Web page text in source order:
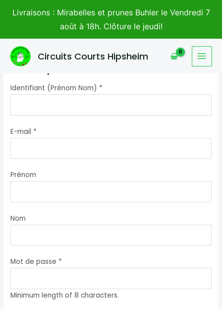
Livraisons : Mirabelles et prunes Buhler le Vendredi 7
août à 18h. Clôture le jeudi!
Circuits Courts Hipsheim
Inscription
Identifiant (Prénom Nom) *
E-mail *
Prénom
Nom
Mot de passe *
Minimum length of 8 characters.